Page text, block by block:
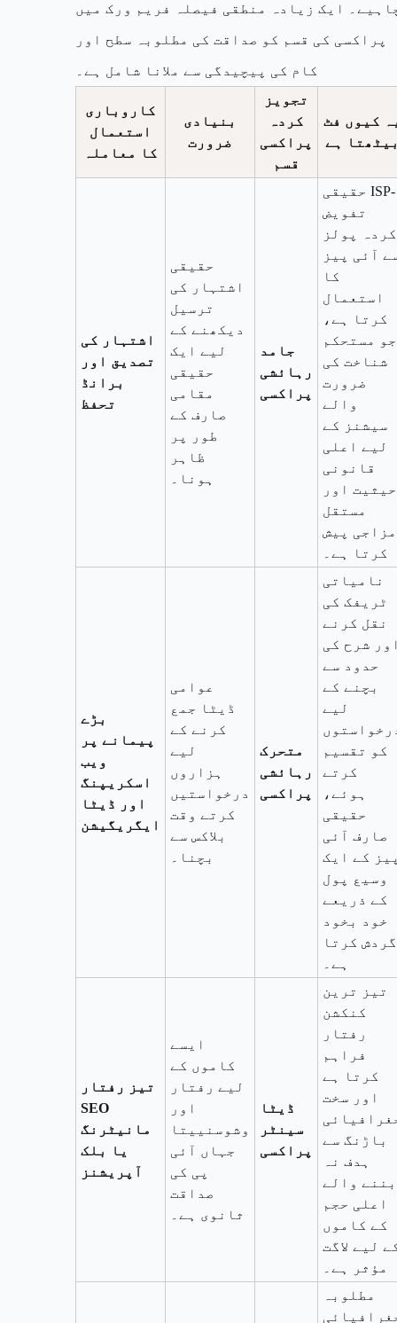
ایک زیادہ منطقی فیصلہ فریم ورک میں
پراکسی کی قسم کو صداقت کی مطلوبہ سطح اور
کام کی پیچیدگی سے ملانا شامل ہے۔
کاروباری
استعمال
کا معاملہ
بنیادی
ضرورت
تجویز
کردہ
پراکسی
قسم
کیوں فٹ
ہے
اشتہار کی
تصدیق اور
برانڈ
تحفظ
حقیقی
اشتہار کی
ترسیل
دیکھنے کے
لیے ایک
حقیقی
مقامی
صارف کے
طور پر
ظاہر
ہونا۔
جامد
رہائشی
پراکسی
حقیقی ISP-
تفویض
کردہ پولز
آئی پیز
کا
استعمال
کرتا ہے،
جو مستحکم
شناخت کی
ضرورت
والے
سیشنز کے
لیے اعلی
قانونی
حیثیت اور
مستقل
مزاجی پیش
کرتا ہے۔
بڑے
پیمانے پر
ویب
اسکریپنگ
اور ڈیٹا
ایگریگیشن
عوامی
ڈیٹا جمع
کرنے کے
لیے
ہزاروں
درخواستیں
کرتے وقت
بلاکس سے
بچنا۔
متحرک
رہائشی
پراکسی
نامیاتی
ٹریفک کی
نقل کرنے
شرح کی
حدود سے
بچنے کے
لیے
کو تقسیم
کرتے
ہوئے،
حقیقی
صارف آئی
کے ایک
وسیع پول
کے ذریعے
خود بخود
گردش کرتا
ہے۔
تیز رفتار
SEO
مانیٹرنگ
یا بلک
آپریشنز
ایسے
کاموں کے
لیے رفتار
اور
وشوسنییتا
جہاں آئی
پی کی
صداقت
ثانوی ہے۔
ڈیٹا
سینٹر
پراکسی
تیز ترین
کنکشن
رفتار
فراہم
کرتا ہے
اور سخت
باڑنگ سے
ہدف نہ
بننے والے
اعلی حجم
کے کاموں
لیے لاگت
مؤثر ہے۔
مطلوبہ